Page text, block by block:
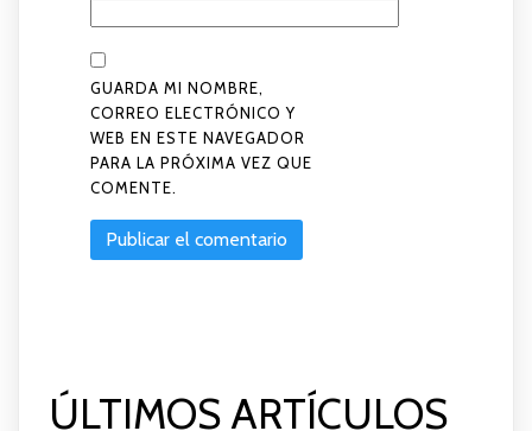
GUARDA MI NOMBRE,
CORREO ELECTRÓNICO Y
WEB EN ESTE NAVEGADOR
PARA LA PRÓXIMA VEZ QUE
COMENTE.
ÚLTIMOS ARTÍCULOS